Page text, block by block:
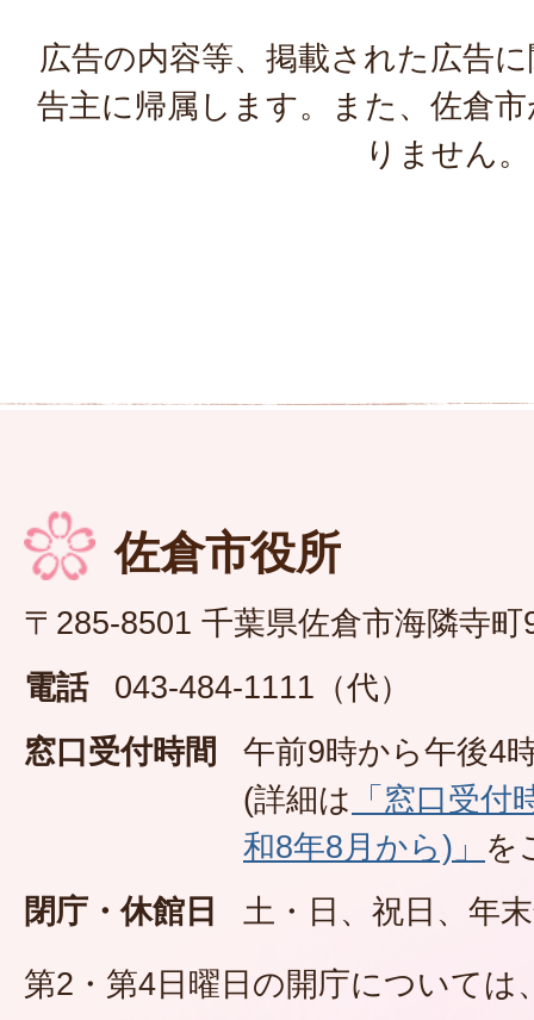
広告の内容等、掲載された広告
告主に帰属します。また、佐倉
りません。
佐倉市役所
〒285-8501 千葉県佐倉市海隣寺町
電話
043-484-1111（代）
窓口受付時間
午前9時から午後4
(詳細は 「窓口受
和8年8月から)」 を
閉庁・休館日
土・日、祝日、年
第2・第4日曜日の開庁については